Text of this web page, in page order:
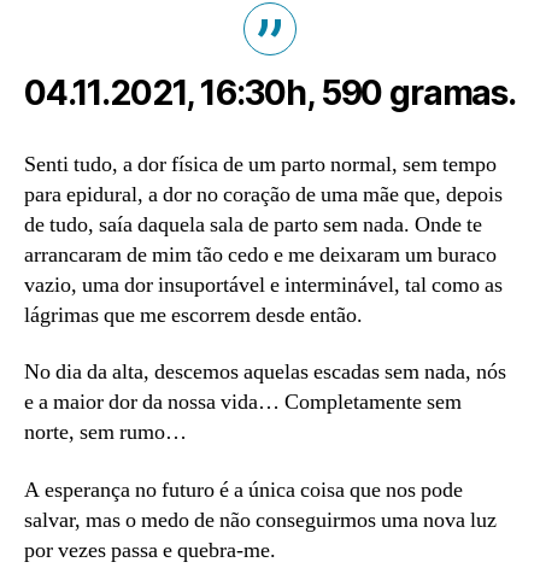
04.11.2021, 16:30h, 590 gramas.
Senti tudo, a dor física de um parto normal, sem tempo
para epidural, a dor no coração de uma mãe que, depois
de tudo, saía daquela sala de parto sem nada. Onde te
arrancaram de mim tão cedo e me deixaram um buraco
vazio, uma dor insuportável e interminável, tal como as
lágrimas que me escorrem desde então.
No dia da alta, descemos aquelas escadas sem nada, nós
e a maior dor da nossa vida… Completamente sem
norte, sem rumo…
A esperança no futuro é a única coisa que nos pode
salvar, mas o medo de não conseguirmos uma nova luz
por vezes passa e quebra-me.